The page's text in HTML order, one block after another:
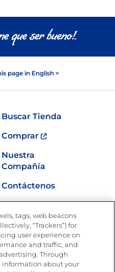
page in English >
Buscar Tienda
Comprar
Nuestra
Compañía
Contáctenos
Goya®
tags, web beacons
“Trackers”) for
user experience on
and traffic, and
Through
information about your